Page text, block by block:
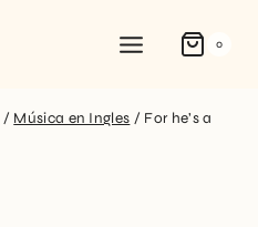
0
/ Música en Ingles / For he’s a